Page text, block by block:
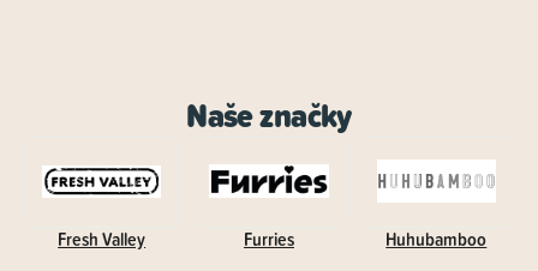
Naše značky
Fresh Valley Furries Huhubamboo